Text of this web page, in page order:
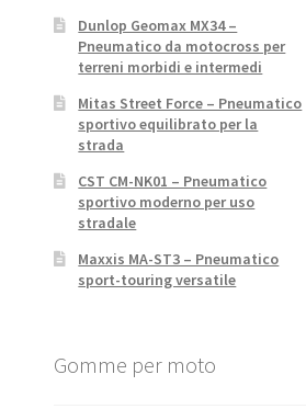
Dunlop Geomax MX34 –
Pneumatico da motocross per
terreni morbidi e intermedi
Mitas Street Force – Pneumatico
sportivo equilibrato per la
strada
CST CM-NK01 – Pneumatico
sportivo moderno per uso
stradale
Maxxis MA-ST3 – Pneumatico
sport-touring versatile
Gomme per moto